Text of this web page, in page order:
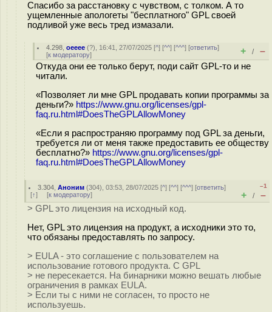
Спасибо за расстановку с чувством, с толком. А то
ущемленные апологеты "бесплатного" GPL своей
подливой уже весь тред измазали.
4.298 ,оееее (?), 16:41, 27/07/2025 [^] [^^] [^^^] [ответить]
[к модератору] + / –
Откуда они ее только берут, поди сайт GPL-то и не
читали.
«Позволяет ли мне GPL продавать копии программы за
деньги?» https://www.gnu.org/licenses/gpl-
faq.ru.html#DoesTheGPLAllowMoney
«Если я распространяю программу под GPL за деньги,
требуется ли от меня также предоставить ее обществу
бесплатно?» https://www.gnu.org/licenses/gpl-
faq.ru.html#DoesTheGPLAllowMoney
3.304 ,Аноним (304), 03:53, 28/07/2025 [^] [^^] [^^^] [ответить]
[↑] [к модератору]
–1
+ / –
> GPL это лицензия на исходный код.
Нет, GPL это лицензия на продукт, а исходники это то,
что обязаны предоставлять по запросу.
> EULA - это соглашение с пользователем на
использование готового продукта. С GPL
> не пересекается. На бинарники можно вешать любые
ограничения в рамках EULA.
> Если ты с ними не согласен, то просто не
используешь.